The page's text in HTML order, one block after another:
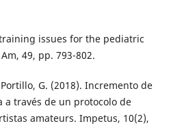
issues for the pediatric
49, pp. 793-802.
G. (2018). Incremento de
a través de un protocolo de
amateurs. Impetus, 10(2),